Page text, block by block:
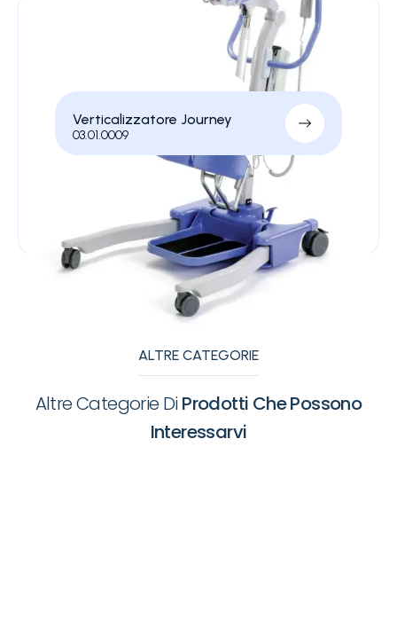
Verticalizzatore Journey
03.01.0009
ALTRE CATEGORIE
Altre Categorie DiProdotti Che Possono
Interessarvi